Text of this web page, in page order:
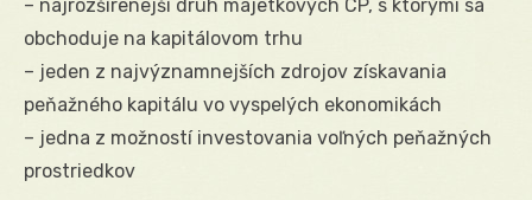
– najrozšírenejší druh majetkových CP, s ktorými sa
obchoduje na kapitálovom trhu
– jeden z najvýznamnejších zdrojov získavania
peňažného kapitálu vo vyspelých ekonomikách
– jedna z možností investovania voľných peňažných
prostriedkov